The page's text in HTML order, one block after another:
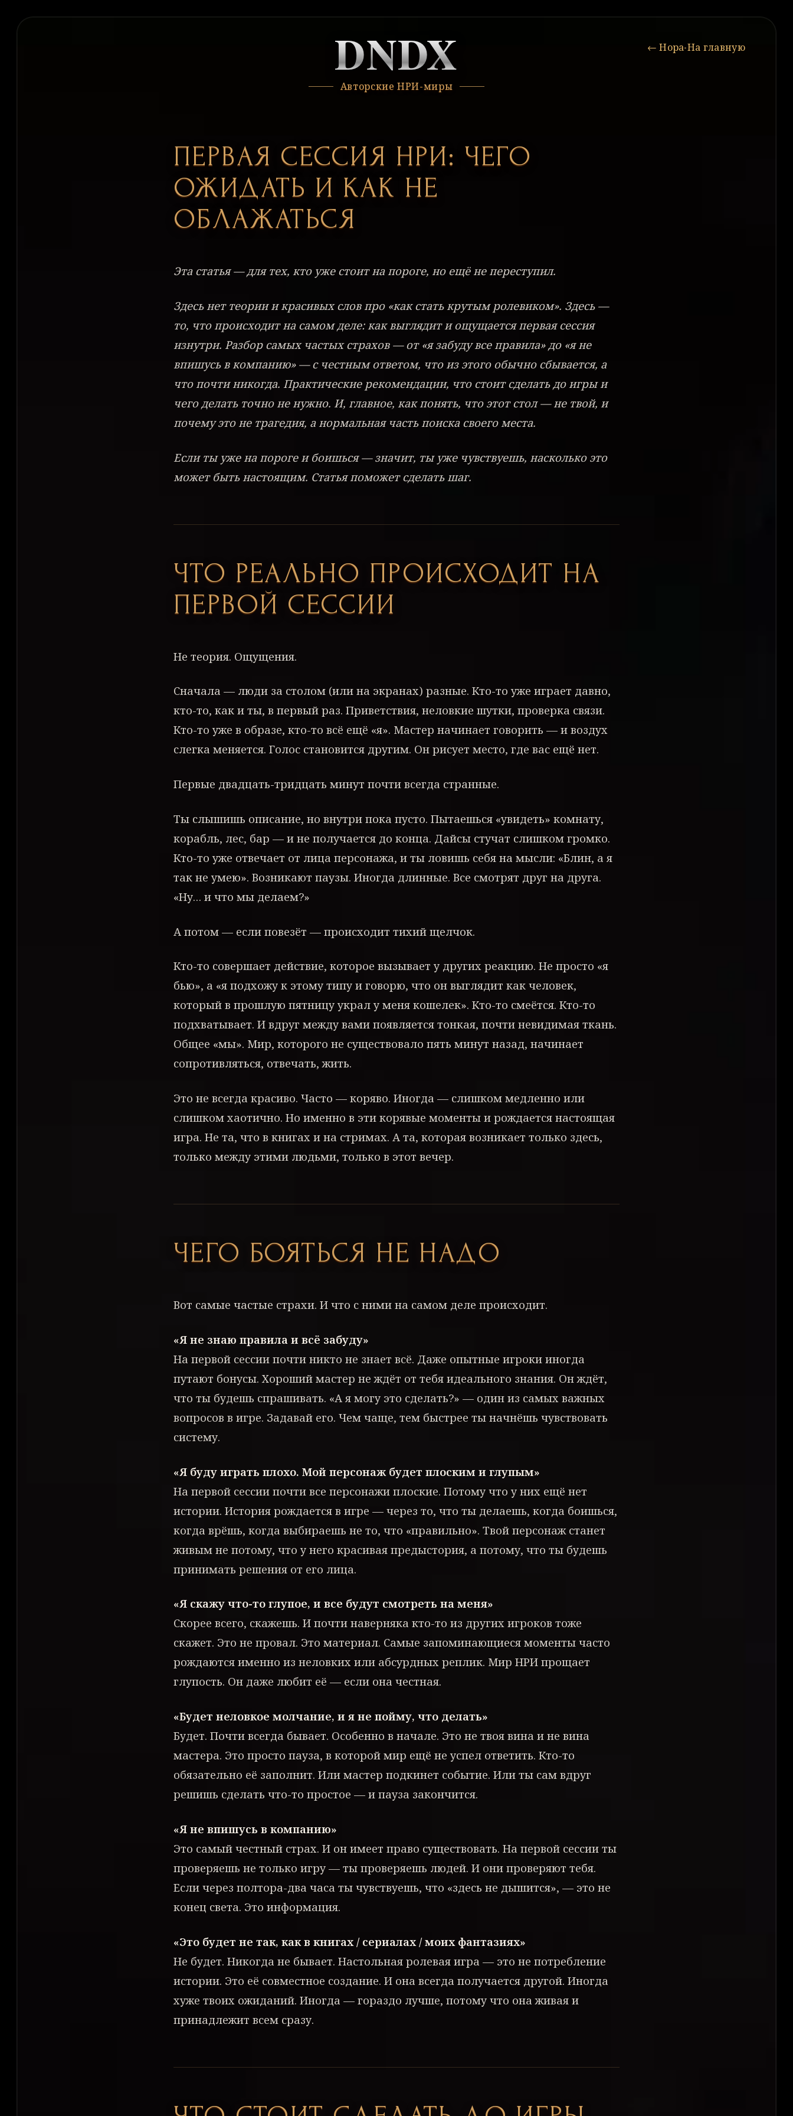
DNDX
Авторские НРИ-миры
← Нора•На главную
ПЕРВАЯ СЕССИЯ НРИ: ЧЕГО
ОЖИДАТЬ И КАК НЕ
ОБЛАЖАТЬСЯ
Эта статья — для тех, кто уже стоит на пороге, но ещё не переступил.
Здесь нет теории и красивых слов про «как стать крутым ролевиком». Здесь —
то, что происходит на самом деле: как выглядит и ощущается первая сессия
изнутри. Разбор самых частых страхов — от «я забуду все правила» до «я не
впишусь в компанию» — с честным ответом, что из этого обычно сбывается, а
что почти никогда. Практические рекомендации, что стоит сделать до игры и
чего делать точно не нужно. И, главное, как понять, что этот стол — не твой, и
почему это не трагедия, а нормальная часть поиска своего места.
Если ты уже на пороге и боишься — значит, ты уже чувствуешь, насколько это
может быть настоящим. Статья поможет сделать шаг.
ЧТО РЕАЛЬНО ПРОИСХОДИТ НА
ПЕРВОЙ СЕССИИ
Не теория. Ощущения.
Сначала — люди за столом (или на экранах) разные. Кто-то уже играет давно,
кто-то, как и ты, в первый раз. Приветствия, неловкие шутки, проверка связи.
Кто-то уже в образе, кто-то всё ещё «я». Мастер начинает говорить — и воздух
слегка меняется. Голос становится другим. Он рисует место, где вас ещё нет.
Первые двадцать-тридцать минут почти всегда странные.
Ты слышишь описание, но внутри пока пусто. Пытаешься «увидеть» комнату,
корабль, лес, бар — и не получается до конца. Дайсы стучат слишком громко.
Кто-то уже отвечает от лица персонажа, и ты ловишь себя на мысли: «Блин, а я
так не умею». Возникают паузы. Иногда длинные. Все смотрят друг на друга.
«Ну… и что мы делаем?»
А потом — если повезёт — происходит тихий щелчок.
Кто-то совершает действие, которое вызывает у других реакцию. Не просто «я
бью», а «я подхожу к этому типу и говорю, что он выглядит как человек,
который в прошлую пятницу украл у меня кошелек». Кто-то смеётся. Кто-то
подхватывает. И вдруг между вами появляется тонкая, почти невидимая ткань.
Общее «мы». Мир, которого не существовало пять минут назад, начинает
сопротивляться, отвечать, жить.
Это не всегда красиво. Часто — коряво. Иногда — слишком медленно или
слишком хаотично. Но именно в эти корявые моменты и рождается настоящая
игра. Не та, что в книгах и на стримах. А та, которая возникает только здесь,
только между этими людьми, только в этот вечер.
ЧЕГО БОЯТЬСЯ НЕ НАДО
Вот самые частые страхи. И что с ними на самом деле происходит.
«Я не знаю правила и всё забуду»
На первой сессии почти никто не знает всё. Даже опытные игроки иногда
путают бонусы. Хороший мастер не ждёт от тебя идеального знания. Он ждёт,
что ты будешь спрашивать. «А я могу это сделать?» — один из самых важных
вопросов в игре. Задавай его. Чем чаще, тем быстрее ты начнёшь чувствовать
систему.
«Я буду играть плохо. Мой персонаж будет плоским и глупым»
На первой сессии почти все персонажи плоские. Потому что у них ещё нет
истории. История рождается в игре — через то, что ты делаешь, когда боишься,
когда врёшь, когда выбираешь не то, что «правильно». Твой персонаж станет
живым не потому, что у него красивая предыстория, а потому, что ты будешь
принимать решения от его лица.
«Я скажу что-то глупое, и все будут смотреть на меня»
Скорее всего, скажешь. И почти наверняка кто-то из других игроков тоже
скажет. Это не провал. Это материал. Самые запоминающиеся моменты часто
рождаются именно из неловких или абсурдных реплик. Мир НРИ прощает
глупость. Он даже любит её — если она честная.
«Будет неловкое молчание, и я не пойму, что делать»
Будет. Почти всегда бывает. Особенно в начале. Это не твоя вина и не вина
мастера. Это просто пауза, в которой мир ещё не успел ответить. Кто-то
обязательно её заполнит. Или мастер подкинет событие. Или ты сам вдруг
решишь сделать что-то простое — и пауза закончится.
«Я не впишусь в компанию»
Это самый честный страх. И он имеет право существовать. На первой сессии ты
проверяешь не только игру — ты проверяешь людей. И они проверяют тебя.
Если через полтора-два часа ты чувствуешь, что «здесь не дышится», — это не
конец света. Это информация.
«Это будет не так, как в книгах / сериалах / моих фантазиях»
Не будет. Никогда не бывает. Настольная ролевая игра — это не потребление
истории. Это её совместное создание. И она всегда получается другой. Иногда
хуже твоих ожиданий. Иногда — гораздо лучше, потому что она живая и
принадлежит всем сразу.